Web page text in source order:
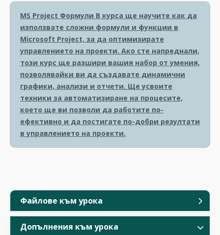
Файлове към урока
Допълнения към урока
MS Project Формули В курса ще научите как да
използвате сложни формули и функции в
Microsoft Project, за да оптимизирате
управлението на проекти. Ако сте напреднали,
този курс ще разшири вашия набор от умения,
позволявайки ви да създавате динамични
графики, анализи и отчети. Ще усвоите
техники за автоматизиране на процесите,
което ще ви позволи да работите по-
ефективно и да постигате по-добри резултати
в управлението на проекти.